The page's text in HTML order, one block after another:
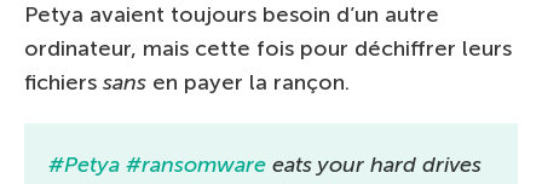
Petya avaient toujours besoin d’un autre
ordinateur, mais cette fois pour déchiffrer leurs
fichiers sans en payer la rançon.
#Petya #ransomware eats your hard drives